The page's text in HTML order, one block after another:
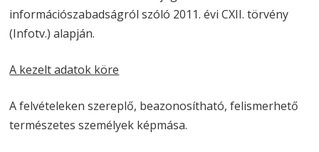
információszabadságról szóló 2011. évi CXII. törvény
(Infotv.) alapján.
A kezelt adatok köre
A felvételeken szereplő, beazonosítható, felismerhető
természetes személyek képmása.